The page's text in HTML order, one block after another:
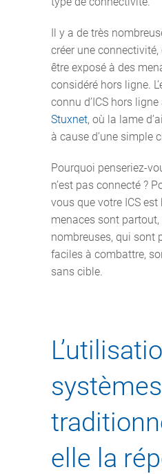
Il y a de très
créer une connectivité,
être exposé à des
considéré hors ligne.
connu d’ICS hors
Stuxnet, où la lame
à cause d’une simple
Pourquoi penseriez-
n’est pas connecté ?
vous que votre ICS est
menaces sont
nombreuses, qui sont
faciles à combattre,
sans cible.
systèmes
elle la